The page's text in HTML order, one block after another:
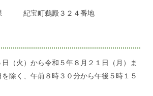
紀宝町鵜殿３２４番地
（火）から令和５年８月２１日（月）ま
除く、午前８時３０分から午後５時１５